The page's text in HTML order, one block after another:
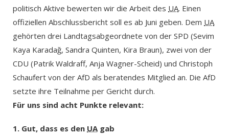
politisch Aktive bewerten wir die Arbeit des UA. Einen
offiziellen Abschlussbericht soll es ab Juni geben. Dem UA
gehörten drei Landtagsabgeordnete von der SPD (Sevim
Kaya Karadağ, Sandra Quinten, Kira Braun), zwei von der
CDU (Patrik Waldraff, Anja Wagner-Scheid) und Christoph
Schaufert von der AfD als beratendes Mitglied an. Die AfD
setzte ihre Teilnahme per Gericht durch.
Für uns sind acht Punkte relevant:
1. Gut, dass es den UAgab